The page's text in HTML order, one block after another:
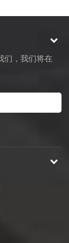
们，我们将在